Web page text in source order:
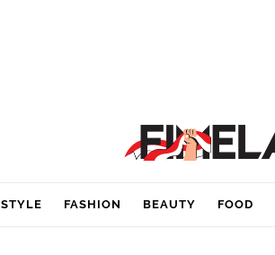
FASHION BEAUTY FOOD